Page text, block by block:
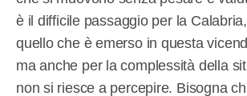
è il difficile passaggio per la
quello che è emerso in questa
ma anche per la complessità della
non si riesce a percepire. Bisogna